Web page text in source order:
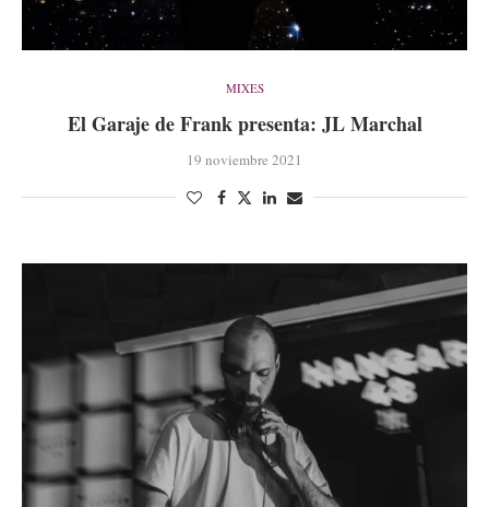
MIXES
El Garaje de Frank presenta: JL Marchal
19 noviembre 2021